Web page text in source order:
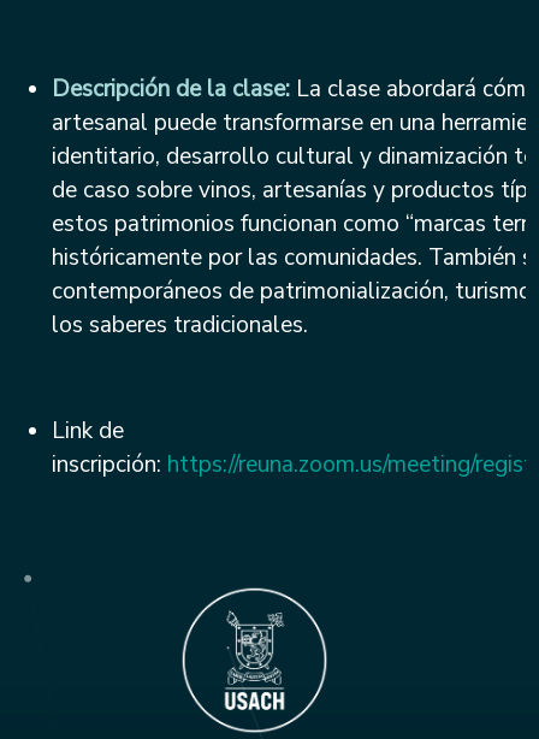
Descripción de la clase: La clase abordará
artesanal puede transformarse en una
identitario, desarrollo cultural y dinamización
de caso sobre vinos, artesanías y productos
estos patrimonios funcionan como “marcas
históricamente por las comunidades. También
contemporáneos de patrimonialización,
los saberes tradicionales.
Link de
inscripción: https://reuna.zoom.us/meeting/